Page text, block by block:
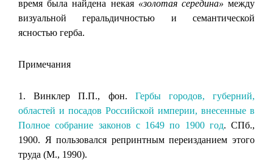
время была найдена некая «золотая середина» между
визуальной геральдичностью и семантической
ясностью герба.
Примечания
1. Винклер П.П., фон. Гербы городов, губерний,
областей и посадов Российской империи, внесенные в
Полное собрание законов с 1649 по 1900 год. СПб.,
1900. Я пользовался репринтным переизданием этого
труда (М., 1990).